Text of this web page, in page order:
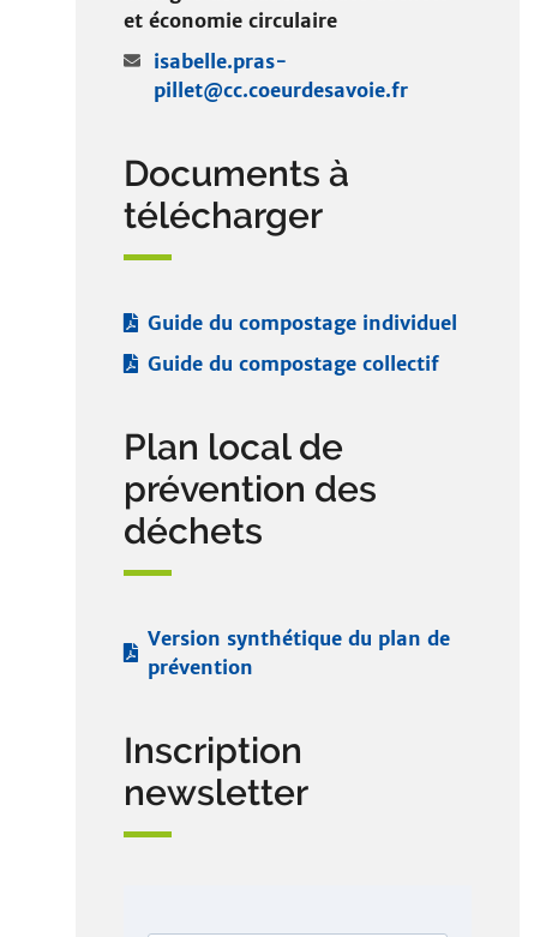
et économie circulaire
isabelle.pras-
pillet@cc.coeurdesavoie.fr
Documents à
télécharger
Guide du compostage individuel
Guide du compostage collectif
Plan local de
prévention des
déchets
Version synthétique du plan de
prévention
Inscription
newsletter